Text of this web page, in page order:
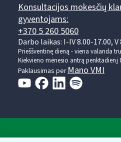
Konsultacijos mokesčių
gyventojams:
+370 5 260 5060
Darbo laikas: I-IV 8.00-17.00, V
Prieššventinę dieną - viena valanda
Kiekvieno mėnesio antrą penktadienį
Paklausimas per Mano VMI